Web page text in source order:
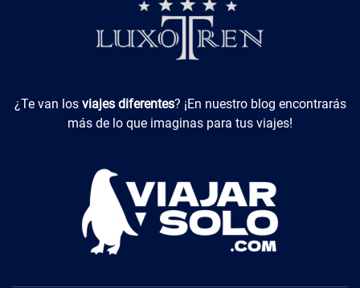
Viajes Diferentes
¿Te van los viajes diferentes? ¡En nuestro blog encontrarás
más de lo que imaginas para tus viajes!